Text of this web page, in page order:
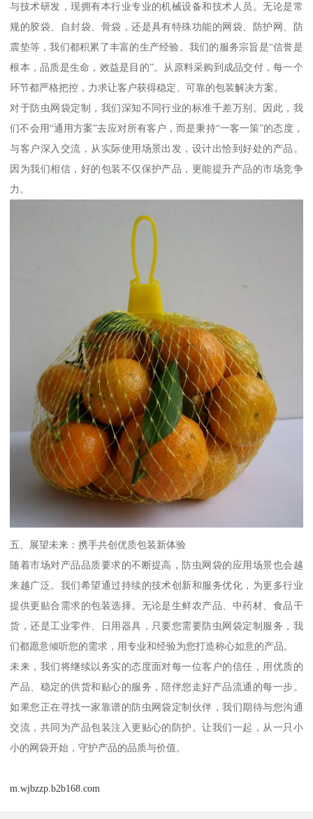
与技术研发，现拥有本行业专业的机械设备和技术人员。无论是常
规的胶袋、自封袋、骨袋，还是具有特殊功能的网袋、防护网、防
震垫等，我们都积累了丰富的生产经验。我们的服务宗旨是“信誉是
根本，品质是生命，效益是目的”。从原料采购到成品交付，每一个
环节都严格把控，力求让客户获得稳定、可靠的包装解决方案。
对于防虫网袋定制，我们深知不同行业的标准千差万别。因此，我
们不会用“通用方案”去应对所有客户，而是秉持“一客一策”的态度，
与客户深入交流，从实际使用场景出发，设计出恰到好处的产品。
因为我们相信，好的包装不仅保护产品，更能提升产品的市场竞争
力。
五、展望未来：携手共创优质包装新体验
随着市场对产品品质要求的不断提高，防虫网袋的应用场景也会越
来越广泛。我们希望通过持续的技术创新和服务优化，为更多行业
提供更贴合需求的包装选择。无论是生鲜农产品、中药材、食品干
货，还是工业零件、日用器具，只要您需要防虫网袋定制服务，我
们都愿意倾听您的需求，用专业和经验为您打造称心如意的产品。
未来，我们将继续以务实的态度面对每一位客户的信任，用优质的
产品、稳定的供货和贴心的服务，陪伴您走好产品流通的每一步。
如果您正在寻找一家靠谱的防虫网袋定制伙伴，我们期待与您沟通
交流，共同为产品包装注入更贴心的防护。让我们一起，从一只小
小的网袋开始，守护产品的品质与价值。
m.wjbzzp.b2b168.com